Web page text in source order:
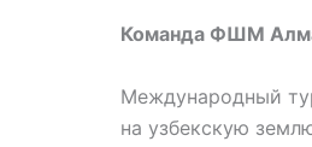
Команда ФШМ
Международный
на узбекскую